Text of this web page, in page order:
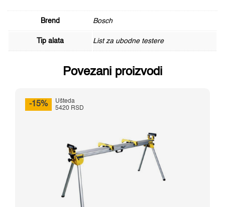
Brend Bosch
Tip alata List za ubodne testere
Povezani proizvodi
-15%
Ušteda
5420 RSD